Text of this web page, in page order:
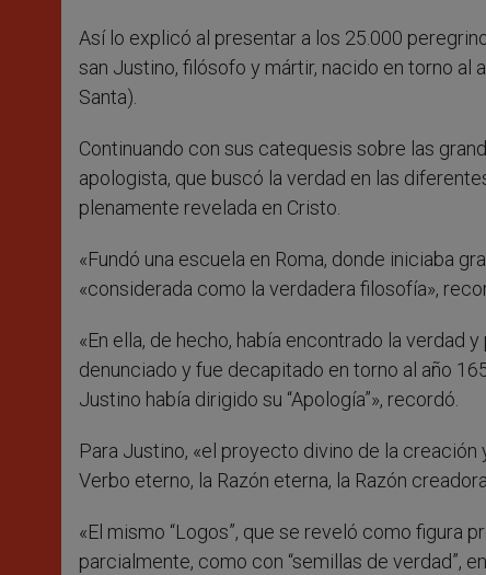
Así lo explicó al presentar a los 25.000
san Justino, filósofo y mártir, nacido en torno al
Santa).
Continuando con sus catequesis sobre las
apologista, que buscó la verdad en las
plenamente revelada en Cristo.
«Fundó una escuela en Roma, donde iniciaba
«considerada como la verdadera filosofía»,
«En ella, de hecho, había encontrado la
denunciado y fue decapitado en torno al año
Justino había dirigido su “Apología”», recordó.
Para Justino, «el proyecto divino de la creación
Verbo eterno, la Razón eterna, la Razón
«El mismo “Logos”, que se reveló como figura
parcialmente, como con “semillas de verdad”,